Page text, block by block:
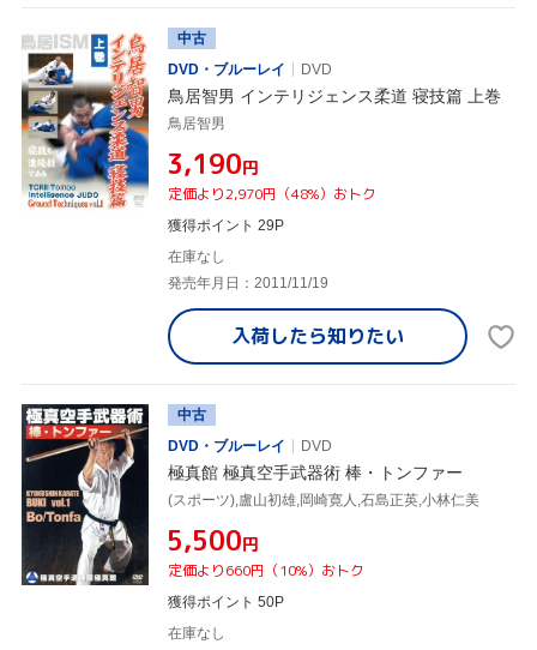
中古
DVD・ブルーレイ
DVD
鳥居智男 インテリジェンス柔道 寝技篇 上巻
鳥居智男
¥3,190円
定価より2,970円（48%）おトク
獲得ポイント 29P
在庫なし
発売年月日：2011/11/19
入荷したら知りたい
中古
DVD・ブルーレイ
DVD
極真館 極真空手武器術 棒・トンファー
(スポーツ),盧山初雄,岡崎寛人,石島正英,小林仁美
¥5,500円
定価より660円（10%）おトク
獲得ポイント 50P
在庫なし